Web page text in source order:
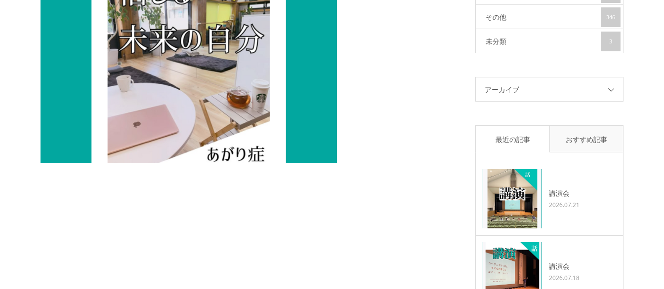
その他 346
未分類 3
アーカイブ
最近の記事 おすすめ記事
講演会
2026.07.21
講演会
2026.07.18